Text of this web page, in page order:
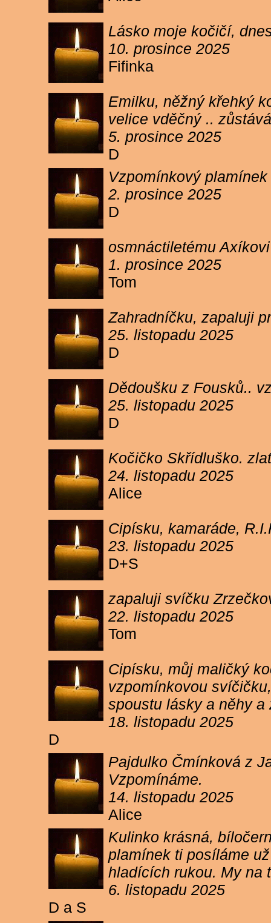
Lásko moje kočičí,
10. prosince 2025
Fifinka
Emilku, něžný křehký
velice vděčný ..
5. prosince 2025
D
Vzpomínkový
2. prosince 2025
D
osmnáctiletému
1. prosince 2025
Tom
Zahradníčku, zapaluji
25. listopadu 2025
D
Dědoušku z Fousků..
25. listopadu 2025
D
Kočičko Skřídluško.
24. listopadu 2025
Alice
Cipísku, kamaráde,
23. listopadu 2025
D+S
zapaluji svíčku
22. listopadu 2025
Tom
Cipísku, můj maličký
vzpomínkovou
spoustu lásky a něhy
18. listopadu 2025
D
Pajdulko Čmínková z
Vzpomínáme.
14. listopadu 2025
Alice
Kulinko krásná,
plamínek ti posíláme
hladících rukou. My na
6. listopadu 2025
D a S